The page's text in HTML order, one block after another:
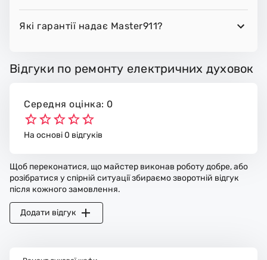
Які гарантії надає Master911?
Відгуки по ремонту електричних духовок
Середня оцінка: 0
На основі 0 відгуків
Щоб переконатися, що майстер виконав роботу добре, або
розібратися у спірній ситуації збираємо зворотній відгук
після кожного замовлення.
Додати відгук